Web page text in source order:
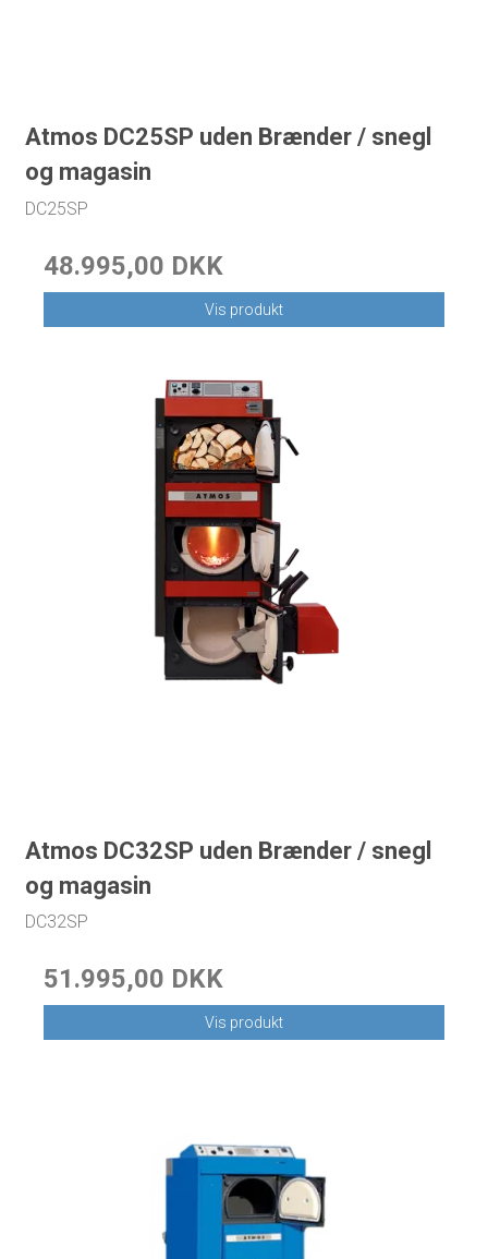
Atmos DC25SP uden Brænder / snegl
og magasin
DC25SP
48.995,00 DKK
Vis produkt
Atmos DC32SP uden Brænder / snegl
og magasin
DC32SP
51.995,00 DKK
Vis produkt